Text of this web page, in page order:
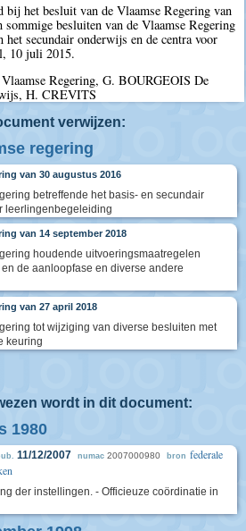
bij het besluit van de Vlaamse Regering van
besluiten van de Vlaamse Regering
het secundair onderwijs en de centra voor
10 juli 2015.
Regering, G. BOURGEOIS De
H. CREVITS
verwijzen:
regering
van 30 augustus 2016
betreffende het basis- en secundair
leerlingenbegeleiding
van 14 september 2018
houdende uitvoeringsmaatregelen
de aanloopfase en diverse andere
van 27 april 2018
tot wijziging van diverse besluiten met
keuring
wordt in dit document:
1980
11/12/2007 numac 2007000980 bron federale
der instellingen. - Officieuze coördinatie in